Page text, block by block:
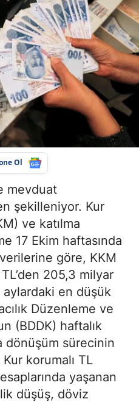
Ol
mevduat
şekilleniyor. Kur
ve katılma
17 Ekim haftasında
göre, KKM
205,3 milyar
aylardaki en düşük
Düzenleme ve
(BDDK) haftalık
dönüşüm sürecinin
korumalı TL
yaşanan
düşüş, döviz